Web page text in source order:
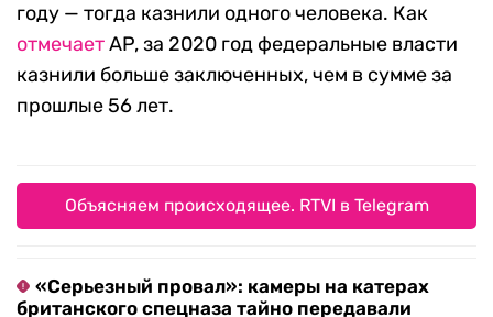
году — тогда казнили одного человека. Как
отмечаетAP, за 2020 год федеральные власти
казнили больше заключенных, чем в сумме за
прошлые 56 лет.
Объясняем происходящее. RTVI в Telegram
«Серьезный провал»: камеры на катерах
британского спецназа тайно передавали